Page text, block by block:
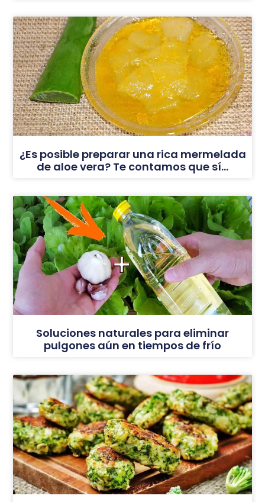
¿Es posible preparar una rica mermelada
de aloe vera? Te contamos que sí…
Soluciones naturales para eliminar
pulgones aún en tiempos de frío